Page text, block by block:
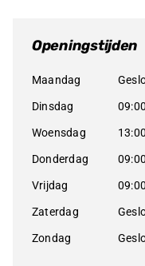
Openingstijden
Maandag
Dinsdag
Woensdag
Donderdag
Vrijdag
Zaterdag
Zondag